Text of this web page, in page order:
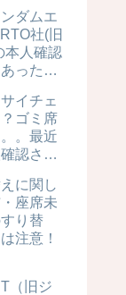
ダムエ
社(旧
本人確認
った場
イチェ
ゴミ席
。最近
認され
しま
に関し
座席未
り替
注意！
（旧ジ